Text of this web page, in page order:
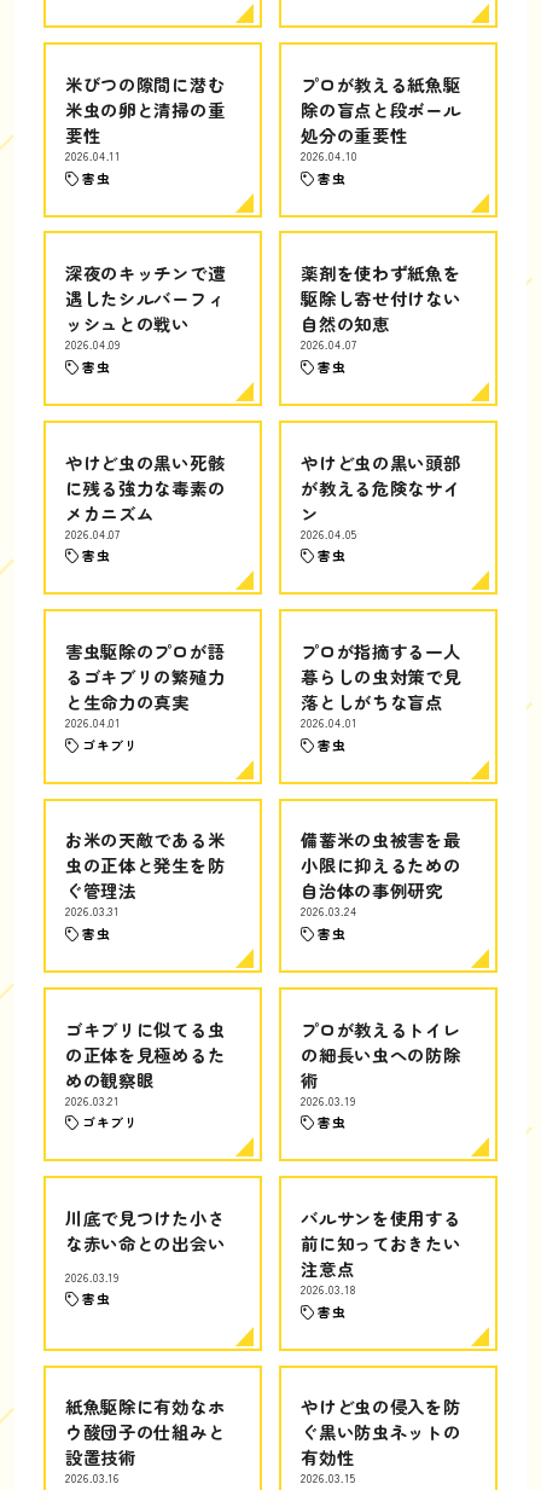
米びつの隙間に潜む
米虫の卵と清掃の重
要性
2026.04.11
害虫
プロが教える紙魚駆
除の盲点と段ボール
処分の重要性
2026.04.10
害虫
深夜のキッチンで遭
遇したシルバーフィ
ッシュとの戦い
2026.04.09
害虫
薬剤を使わず紙魚を
駆除し寄せ付けない
自然の知恵
2026.04.07
害虫
やけど虫の黒い死骸
に残る強力な毒素の
メカニズム
2026.04.07
害虫
やけど虫の黒い頭部
が教える危険なサイ
ン
2026.04.05
害虫
害虫駆除のプロが語
るゴキブリの繁殖力
と生命力の真実
2026.04.01
ゴキブリ
プロが指摘する一人
暮らしの虫対策で見
落としがちな盲点
2026.04.01
害虫
お米の天敵である米
虫の正体と発生を防
ぐ管理法
2026.03.31
害虫
備蓄米の虫被害を最
小限に抑えるための
自治体の事例研究
2026.03.24
害虫
ゴキブリに似てる虫
の正体を見極めるた
めの観察眼
2026.03.21
ゴキブリ
プロが教えるトイレ
の細長い虫への防除
術
2026.03.19
害虫
川底で見つけた小さ
な赤い命との出会い
2026.03.19
害虫
バルサンを使用する
前に知っておきたい
注意点
2026.03.18
害虫
紙魚駆除に有効なホ
ウ酸団子の仕組みと
設置技術
2026.03.16
やけど虫の侵入を防
ぐ黒い防虫ネットの
有効性
2026.03.15